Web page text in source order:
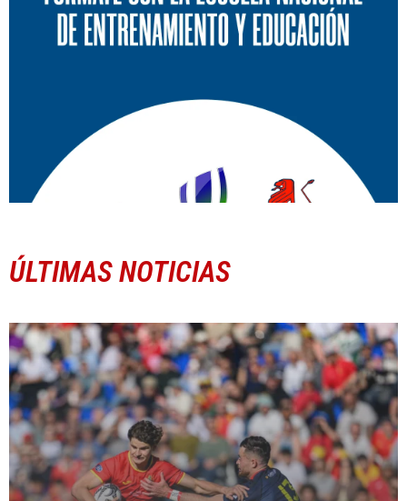
ÚLTIMAS NOTICIAS